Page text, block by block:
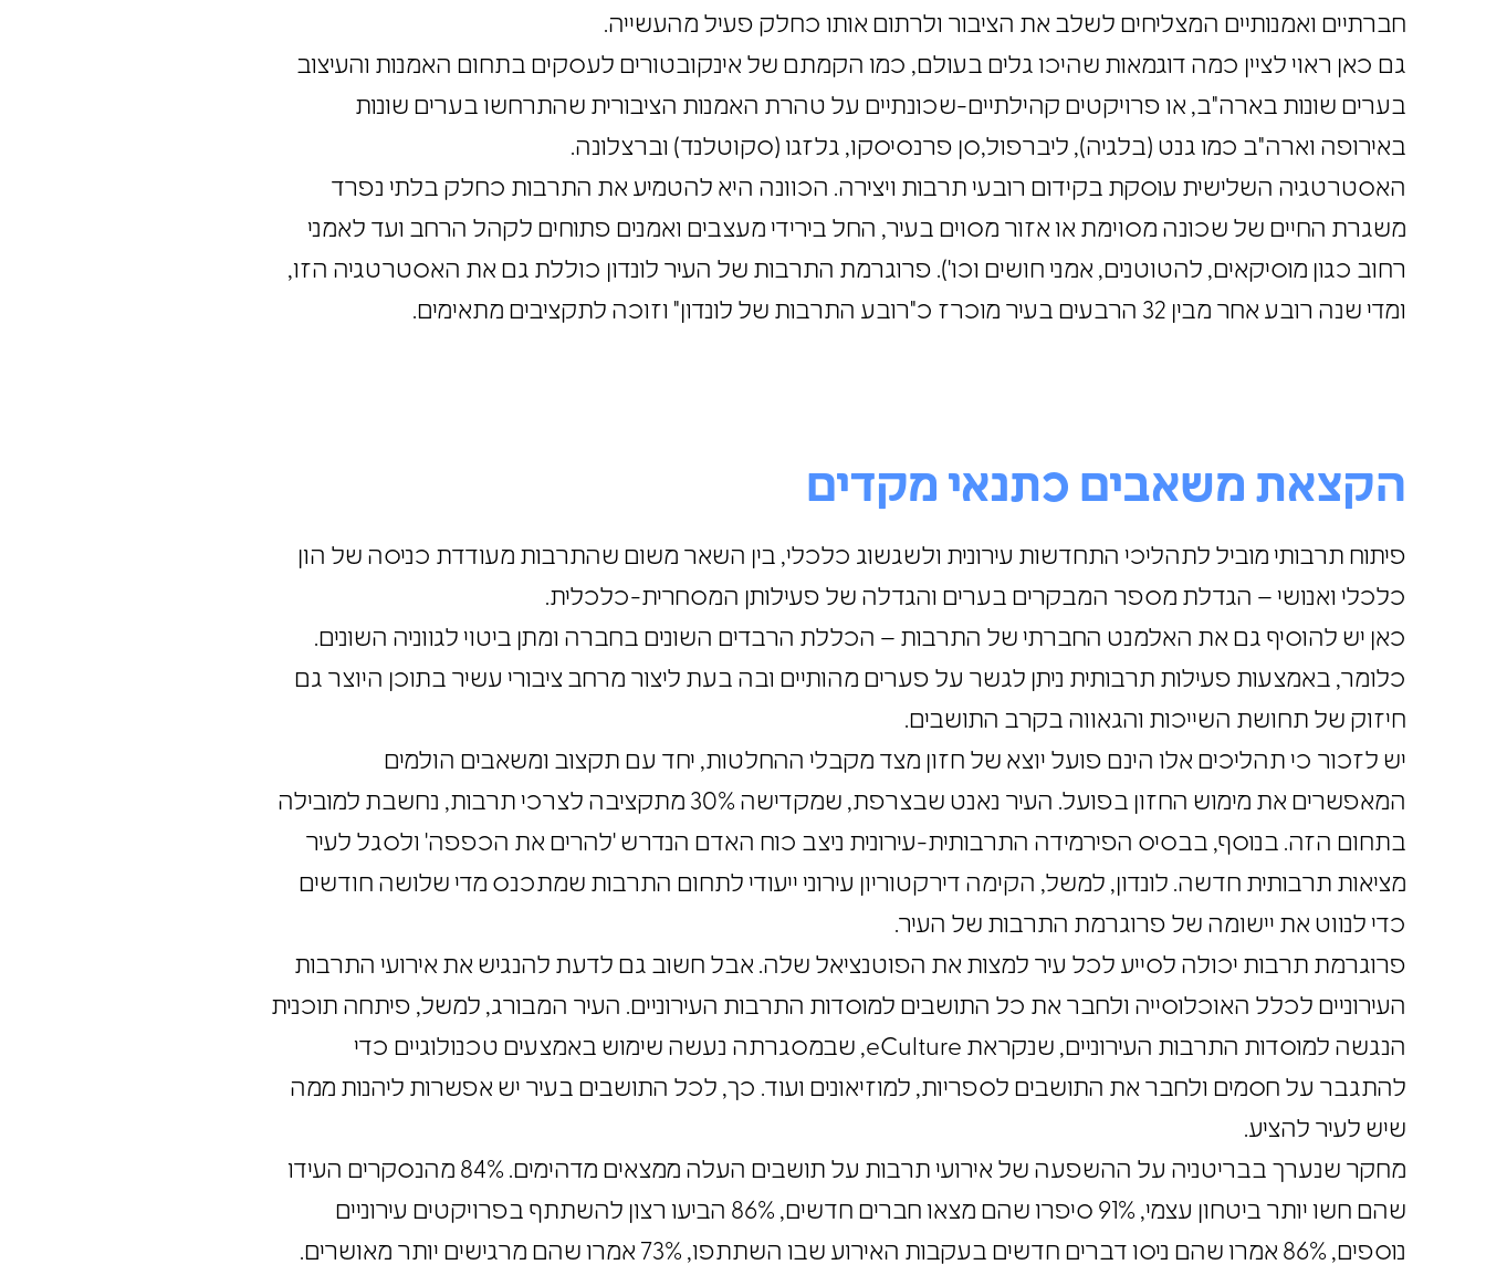
חברתיים ואמנותיים המצליחים לשלב את הציבור ולרתום אותו כחלק פעיל מהעשייה.
גם כאן ראוי לציין כמה דוגמאות שהיכו גלים בעולם, כמו הקמתם של אינקובטורים לעסקים בתחום האמנות והעיצוב
בערים שונות בארה"ב, או פרויקטים קהילתיים-שכונתיים על טהרת האמנות הציבורית שהתרחשו בערים שונות
באירופה וארה"ב כמו גנט (בלגיה), ליברפול,סן פרנסיסקו, גלזגו (סקוטלנד) וברצלונה.
האסטרטגיה השלישית עוסקת בקידום רובעי תרבות ויצירה. הכוונה היא להטמיע את התרבות כחלק בלתי נפרד
משגרת החיים של שכונה מסוימת או אזור מסוים בעיר, החל בירידי מעצבים ואמנים פתוחים לקהל הרחב ועד לאמני
רחוב כגון מוסיקאים, להטוטנים, אמני חושים וכו'). פרוגרמת התרבות של העיר לונדון כוללת גם את האסטרטגיה הזו,
ומדי שנה רובע אחר מבין 32 הרבעים בעיר מוכרז כ"רובע התרבות של לונדון" וזוכה לתקציבים מתאימים.
הקצאת משאבים כתנאי מקדים
פיתוח תרבותי מוביל לתהליכי התחדשות עירונית ולשגשוג כלכלי, בין השאר משום שהתרבות מעודדת כניסה של הון
כלכלי ואנושי – הגדלת מספר המבקרים בערים והגדלה של פעילותן המסחרית-כלכלית.
כאן יש להוסיף גם את האלמנט החברתי של התרבות – הכללת הרבדים השונים בחברה ומתן ביטוי לגווניה השונים.
כלומר, באמצעות פעילות תרבותית ניתן לגשר על פערים מהותיים ובה בעת ליצור מרחב ציבורי עשיר בתוכן היוצר גם
חיזוק של תחושת השייכות והגאווה בקרב התושבים.
יש לזכור כי תהליכים אלו הינם פועל יוצא של חזון מצד מקבלי ההחלטות, יחד עם תקצוב ומשאבים הולמים
המאפשרים את מימוש החזון בפועל. העיר נאנט שבצרפת, שמקדישה 30% מתקציבה לצרכי תרבות, נחשבת למובילה
בתחום הזה. בנוסף, בבסיס הפירמידה התרבותית-עירונית ניצב כוח האדם הנדרש 'להרים את הכפפה' ולסגל לעיר
מציאות תרבותית חדשה. לונדון, למשל, הקימה דירקטוריון עירוני ייעודי לתחום התרבות שמתכנס מדי שלושה חודשים
כדי לנווט את יישומה של פרוגרמת התרבות של העיר.
פרוגרמת תרבות יכולה לסייע לכל עיר למצות את הפוטנציאל שלה. אבל חשוב גם לדעת להנגיש את אירועי התרבות
העירוניים לכלל האוכלוסייה ולחבר את כל התושבים למוסדות התרבות העירוניים. העיר המבורג, למשל, פיתחה תוכנית
הנגשה למוסדות התרבות העירוניים, שנקראת eCulture, שבמסגרתה נעשה שימוש באמצעים טכנולוגיים כדי
להתגבר על חסמים ולחבר את התושבים לספריות, למוזיאונים ועוד. כך, לכל התושבים בעיר יש אפשרות ליהנות ממה
שיש לעיר להציע.
מחקר שנערך בבריטניה על ההשפעה של אירועי תרבות על תושבים העלה ממצאים מדהימים. 84% מהנסקרים העידו
שהם חשו יותר ביטחון עצמי, 91% סיפרו שהם מצאו חברים חדשים, 86% הביעו רצון להשתתף בפרויקטים עירוניים
נוספים, 86% אמרו שהם ניסו דברים חדשים בעקבות האירוע שבו השתתפו, 73% אמרו שהם מרגישים יותר מאושרים.